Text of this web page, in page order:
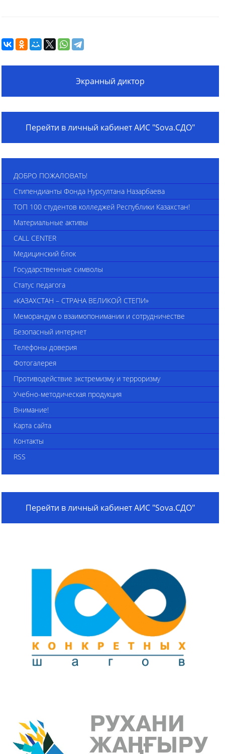
Экранный диктор
Перейти в личный кабинет АИС "Sova.СДО"
ДОБРО ПОЖАЛОВАТЬ!
Стипендианты Фонда Нурсултана Назарбаева
ТОП 100 студентов колледжей Республики Казахстан!
Материальные активы
CALL CENTER
Медицинский блок
Государственные символы
Статус педагога
«КАЗАХСТАН – СТРАНА ВЕЛИКОЙ СТЕПИ»
Меморандум о взаимопонимании и сотрудничестве
Безопасный интернет
Телефоны доверия
Фотогалерея
Противодействие экстремизму и терроризму
Учебно-методическая продукция
Внимание!
Карта сайта
Контакты
RSS
Перейти в личный кабинет АИС "Sova.СДО"